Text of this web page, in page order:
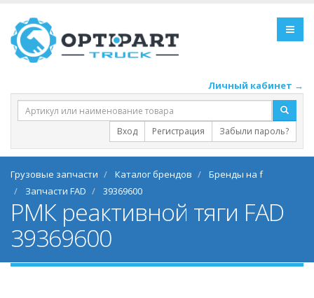
Личный кабинет →
Вход Регистрация Забыли пароль?
Грузовые запчасти Каталог брендов
Бренды на f
Запчасти FAD
39369600
РМК реактивной тяги FAD
39369600